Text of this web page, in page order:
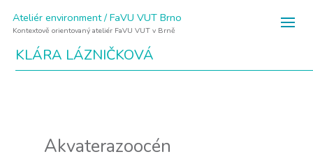
Ateliér environment / FaVU VUT Brno
Kontextově orientovaný ateliér FaVU VUT v Brně
KLÁRA LÁZNIČKOVÁ
Akvaterazoocén